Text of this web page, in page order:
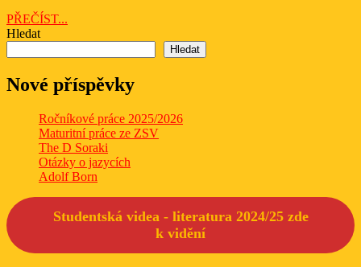
PŘEČÍST...
Hledat
Hledat
Nové příspěvky
Ročníkové práce 2025/2026
Maturitní práce ze ZSV
The D Soraki
Otázky o jazycích
Adolf Born
Studentská videa - literatura 2024/25 zde
k vidění